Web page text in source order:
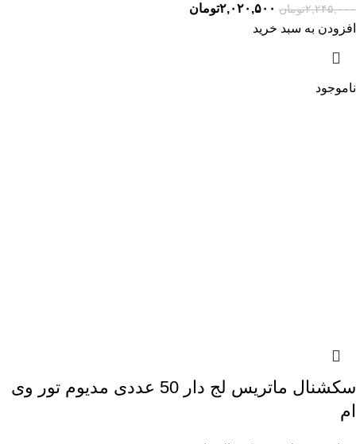
۲,۲۴۵,۰۰۰تومان ۲,۰۲۰,۵۰۰تومان
افزودن به سبد خرید
ناموجود
سکشنال ماتریس لج دار 50 عددی مدیوم تور وی
ام